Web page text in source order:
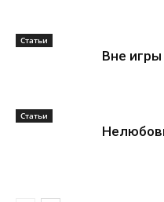
Статьи
Вне игры
Статьи